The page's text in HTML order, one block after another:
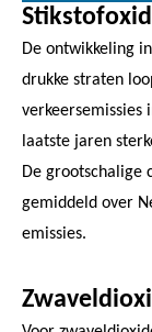
De ontwikkeling
drukke straten
verkeersemissies
laatste jaren
De grootschalige
gemiddeld over
emissies.